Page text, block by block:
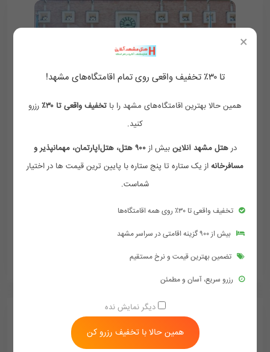
هتل آبان مشهد
1,450,000
1,323,000
ممکن هست تعرفه ها آپدیت نباشد تماس بگیرد
×
تا ۳۰٪ تخفیف واقعی روی تمام اقامتگاه‌های مشهد!
همین حالا بهترین اقامتگاه‌های مشهد را با تخفیف واقعی تا ۳۰٪
رزرو
کنید.
درهتل مشهد آنلاین بیش از
۹۰۰ هتل، هتل‌آپارتمان، مهمانپذیر و
مسافرخانه از یک ستاره تا پنج ستاره با پایین ترین قیمت ها در اختیار
شماست.
تخفیف واقعی تا ۳۰٪ روی همه اقامتگاه‌ها
بیش از ۹۰۰ گزینه اقامتی در سراسر مشهد
تضمین بهترین قیمت و نرخ مستقیم
رزرو سریع، آسان و مطمئن
دیگر نمایش نده
همین حالا با تخفیف رزرو کن